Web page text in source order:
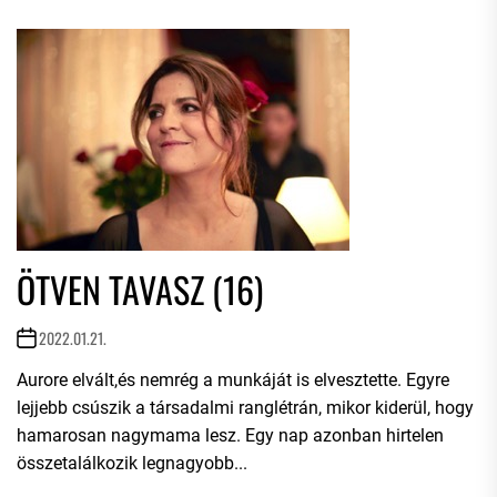
ÖTVEN TAVASZ (16)
2022.01.21.
Aurore elvált,és nemrég a munkáját is elvesztette. Egyre
lejjebb csúszik a társadalmi ranglétrán, mikor kiderül, hogy
hamarosan nagymama lesz. Egy nap azonban hirtelen
összetalálkozik legnagyobb...